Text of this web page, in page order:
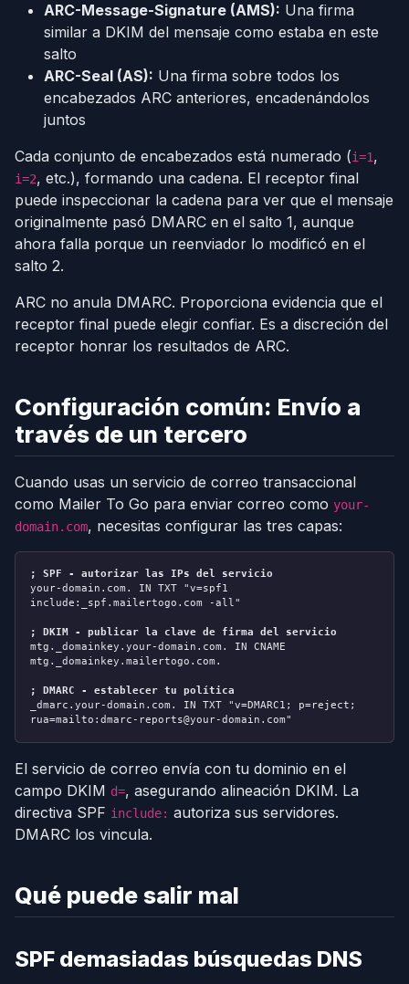
ARC-Message-Signature (AMS): Una firma
similar a DKIM del mensaje como estaba en este
salto
ARC-Seal (AS): Una firma sobre todos los
encabezados ARC anteriores, encadenándolos
juntos
Cada conjunto de encabezados está numerado (i=1,
i=2, etc.), formando una cadena. El receptor final
puede inspeccionar la cadena para ver que el mensaje
originalmente pasó DMARC en el salto 1, aunque
ahora falla porque un reenviador lo modificó en el
salto 2.
ARC no anula DMARC. Proporciona evidencia que el
receptor final puede elegir confiar. Es a discreción del
receptor honrar los resultados de ARC.
Configuración común: Envío a
través de un tercero
Cuando usas un servicio de correo transaccional
como Mailer To Go para enviar correo como your-
domain.com, necesitas configurar las tres capas:
; SPF - autorizar las IPs del servicio
your-domain.com. IN TXT "v=spf1
include:_spf.mailertogo.com -all"
; DKIM - publicar la clave de firma del servicio
mtg._domainkey.your-domain.com. IN CNAME
mtg._domainkey.mailertogo.com.
; DMARC - establecer tu política
_dmarc.your-domain.com. IN TXT "v=DMARC1; p=reject;
rua=mailto:dmarc-reports@your-domain.com"
El servicio de correo envía con tu dominio en el
campo DKIM d=, asegurando alineación DKIM. La
directiva SPF include: autoriza sus servidores.
DMARC los vincula.
Qué puede salir mal
SPF demasiadas búsquedas DNS